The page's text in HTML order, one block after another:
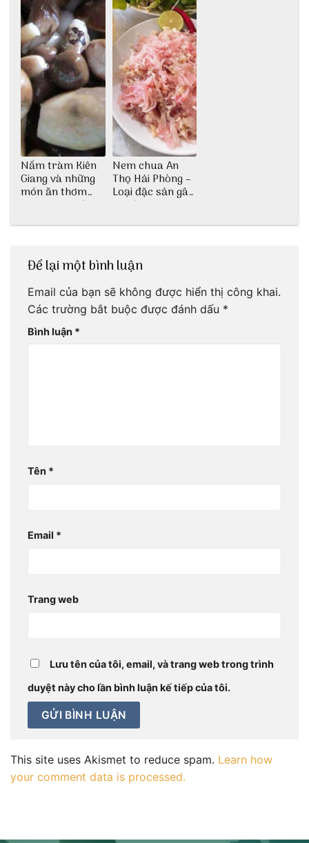
Nấm tràm Kiên
Giang và những
món ăn thơm
ngon khó cưỡng
Nem chua An
Thọ Hải Phòng –
Loại đặc sản gây
nghiện
Để lại một bình luận
Email của bạn sẽ không được hiển thị công khai.
Các trường bắt buộc được đánh dấu *
Bình luận *
Tên *
Email *
Trang web
Lưu tên của tôi, email, và trang web trong trình
duyệt này cho lần bình luận kế tiếp của tôi.
This site uses Akismet to reduce spam. Learn how
your comment data is processed.